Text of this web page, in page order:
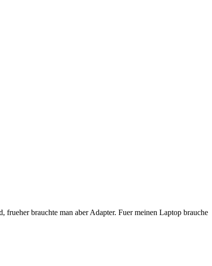
brauchte man aber Adapter. Fuer meinen Laptop brauche